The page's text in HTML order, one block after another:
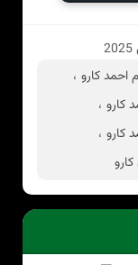
احمد کارو ،
کارو ،
کارو ،